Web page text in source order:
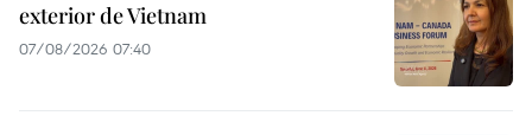
exterior de Vietnam
07/08/2026 07:40